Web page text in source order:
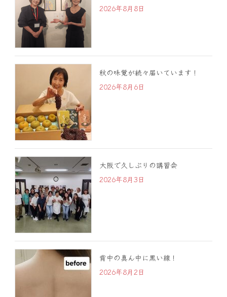
2026年8月8日
秋の味覚が続々届いています！
2026年8月6日
大阪で久しぶりの講習会
2026年8月3日
背中の真ん中に黒い線！
2026年8月2日